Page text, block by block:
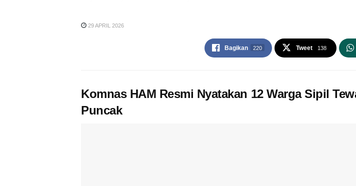
29 APRIL 2026
Bagikan 220 Tweet 138
Komnas HAM Resmi Nyatakan 12 Warga Sipil
Puncak